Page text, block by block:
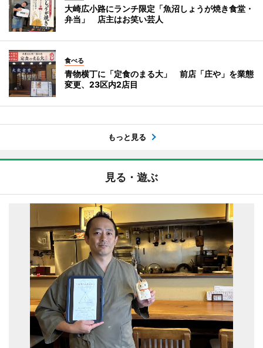
大崎広小路にランチ限定「魚沼しょうが焼き食堂・
弁当」 店主はお笑い芸人
食べる
青物横丁に「定食のまる大」 前店「庄や」を業態
変更、23区内2店目
もっと見る
見る・遊ぶ